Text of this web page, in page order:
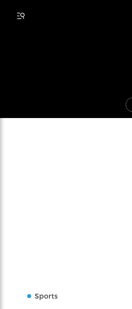
Sports